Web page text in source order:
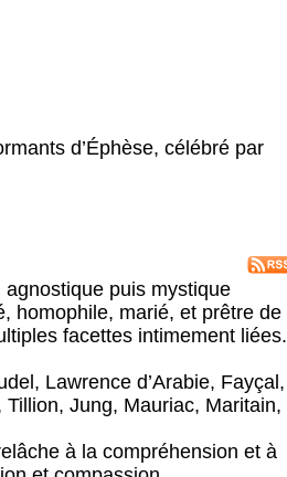
d’Éphèse, célébré par
puis mystique
homophile, marié, et prêtre de
facettes intimement liées.
Lawrence d’Arabie, Fayçal,
Jung, Mauriac, Maritain,
à la compréhension et à